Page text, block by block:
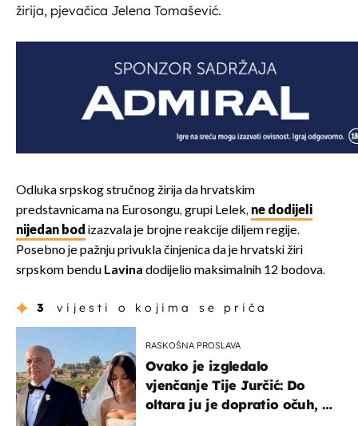
žirija, pjevačica Jelena Tomašević.
Odluka srpskog stručnog žirija da hrvatskim
predstavnicama na Eurosongu, grupi Lelek, ne dodijeli
nijedan bod izazvala je brojne reakcije diljem regije.
Posebno je pažnju privukla činjenica da je hrvatski žiri
srpskom bendu Lavina dodijelio maksimalnih 12 bodova.
3 vijesti o kojima se priča
RASKOŠNA PROSLAVA
Ovako je izgledalo
vjenčanje Tije Jurčić: Do
oltara ju je dopratio očuh, a